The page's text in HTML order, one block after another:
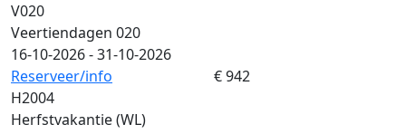
V020
Veertiendagen 020
16-10-2026 - 31-10-2026
Reserveer/info
€ 942
H2004
Herfstvakantie (WL)